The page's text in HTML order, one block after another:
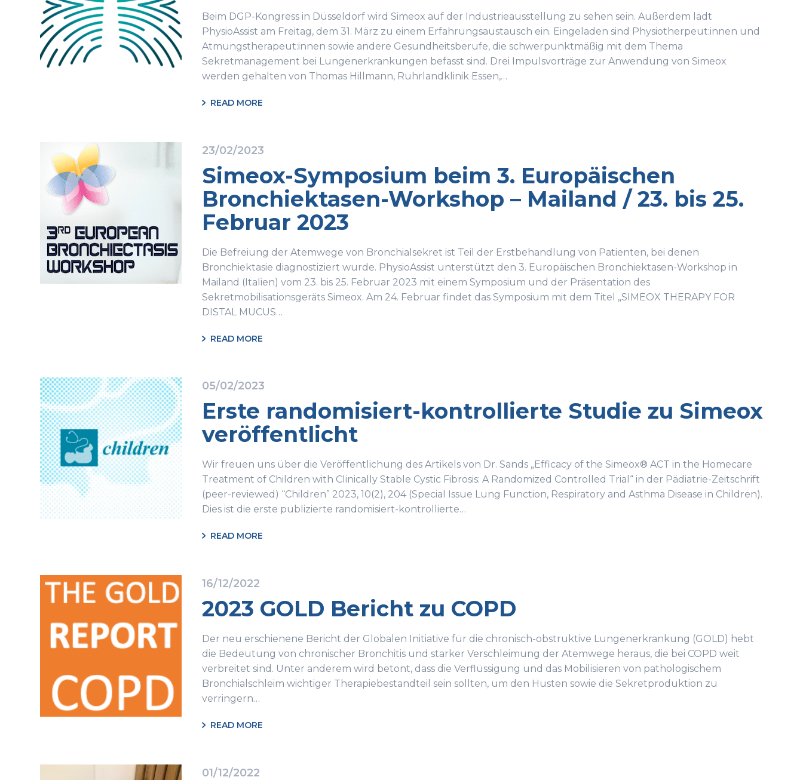
Beim DGP-Kongress in Düsseldorf wird Simeox auf der Industrieausstellung zu sehen sein. Außerdem lädt
PhysioAssist am Freitag, dem 31. März zu einem Erfahrungsaustausch ein. Eingeladen sind Physiotherpeut:innen und
Atmungstherapeut:innen sowie andere Gesundheitsberufe, die schwerpunktmäßig mit dem Thema
Sekretmanagement bei Lungenerkrankungen befasst sind. Drei Impulsvorträge zur Anwendung von Simeox
werden gehalten von Thomas Hillmann, Ruhrlandklinik Essen,…
READ MORE
23/02/2023
Simeox-Symposium beim 3. Europäischen
Bronchiektasen-Workshop – Mailand / 23. bis 25.
Februar 2023
Die Befreiung der Atemwege von Bronchialsekret ist Teil der Erstbehandlung von Patienten, bei denen
Bronchiektasie diagnostiziert wurde. PhysioAssist unterstützt den 3. Europäischen Bronchiektasen-Workshop in
Mailand (Italien) vom 23. bis 25. Februar 2023 mit einem Symposium und der Präsentation des
Sekretmobilisationsgeräts Simeox. Am 24. Februar findet das Symposium mit dem Titel „SIMEOX THERAPY FOR
DISTAL MUCUS…
READ MORE
05/02/2023
Erste randomisiert-kontrollierte Studie zu Simeox
veröffentlicht
Wir freuen uns über die Veröffentlichung des Artikels von Dr. Sands „Efficacy of the Simeox® ACT in the Homecare
Treatment of Children with Clinically Stable Cystic Fibrosis: A Randomized Controlled Trial“ in der Pädiatrie-Zeitschrift
(peer-reviewed) “Children” 2023, 10(2), 204 (Special Issue Lung Function, Respiratory and Asthma Disease in Children).
Dies ist die erste publizierte randomisiert-kontrollierte…
READ MORE
16/12/2022
2023 GOLD Bericht zu COPD
Der neu erschienene Bericht der Globalen Initiative für die chronisch-obstruktive Lungenerkrankung (GOLD) hebt
die Bedeutung von chronischer Bronchitis und starker Verschleimung der Atemwege heraus, die bei COPD weit
verbreitet sind. Unter anderem wird betont, dass die Verflüssigung und das Mobilisieren von pathologischem
Bronchialschleim wichtiger Therapiebestandteil sein sollten, um den Husten sowie die Sekretproduktion zu
verringern…
READ MORE
01/12/2022